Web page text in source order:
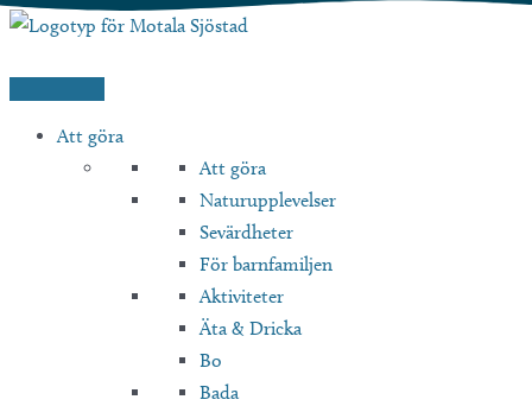
Hoppa
Att göra
Att göra
Naturupplevelser
Sevärdheter
För barnfamiljen
Aktiviteter
Äta & Dricka
Bo
Bada